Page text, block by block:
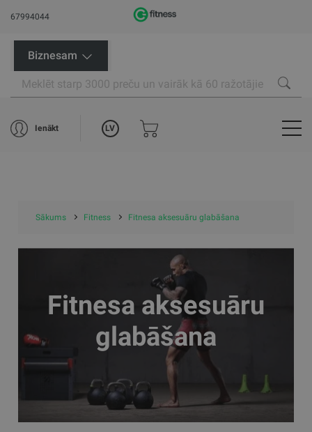
67994044
Biznesam
Ienākt LV
Sākums Fitness Fitnesa aksesuāru glabāšana
Fitnesa aksesuāru
glabāšana